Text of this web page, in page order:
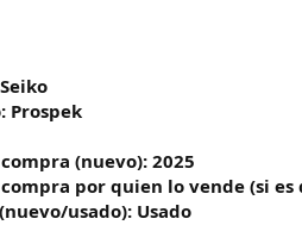
Prospek
(nuevo): 2025
por quien lo vende (si es
usado): Usado